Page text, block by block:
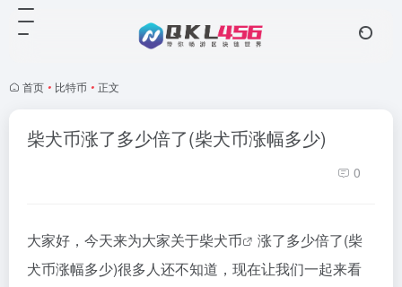
首页 • 比特币 • 正文
柴犬币涨了多少倍了(柴犬币涨幅多少)
0
大家好，今天来为大家关于柴犬币
涨了多少倍了(柴
犬币涨幅多少)很多人还不知道，现在让我们一起来看